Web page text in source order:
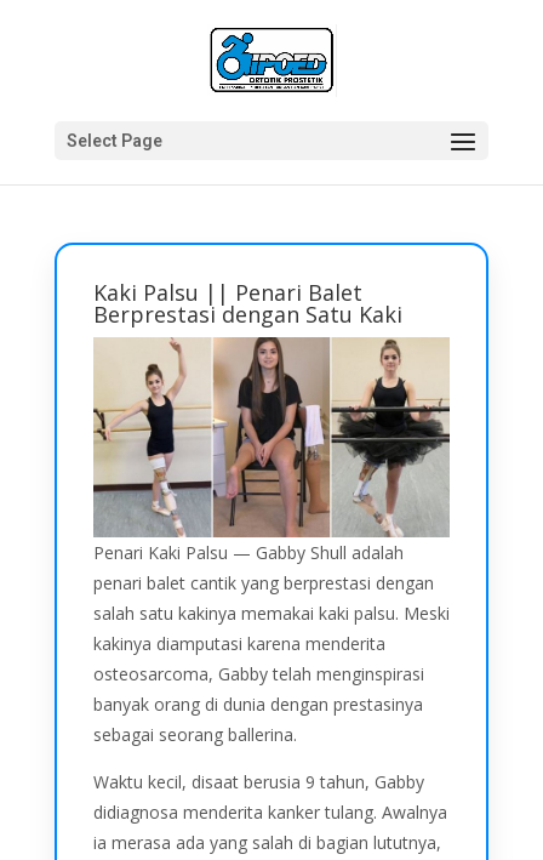
Select Page
Kaki Palsu || Penari Balet
Berprestasi dengan Satu Kaki
Penari Kaki Palsu — Gabby Shull adalah
penari balet cantik yang berprestasi dengan
salah satu kakinya memakai kaki palsu. Meski
kakinya diamputasi karena menderita
osteosarcoma, Gabby telah menginspirasi
banyak orang di dunia dengan prestasinya
sebagai seorang ballerina.
Waktu kecil, disaat berusia 9 tahun, Gabby
didiagnosa menderita kanker tulang. Awalnya
ia merasa ada yang salah di bagian lututnya,